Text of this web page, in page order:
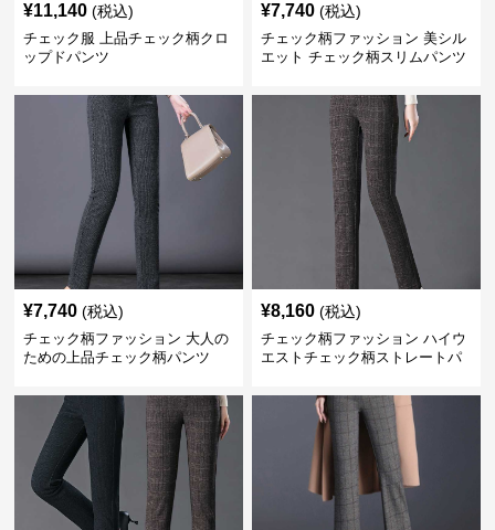
¥11,140 (税込)
チェック服 上品チェック柄クロ
ップドパンツ
¥7,740 (税込)
チェック柄ファッション 美シル
エット チェック柄スリムパンツ
¥7,740 (税込)
チェック柄ファッション 大人の
ための上品チェック柄パンツ
¥8,160 (税込)
チェック柄ファッション ハイウ
エストチェック柄ストレートパ